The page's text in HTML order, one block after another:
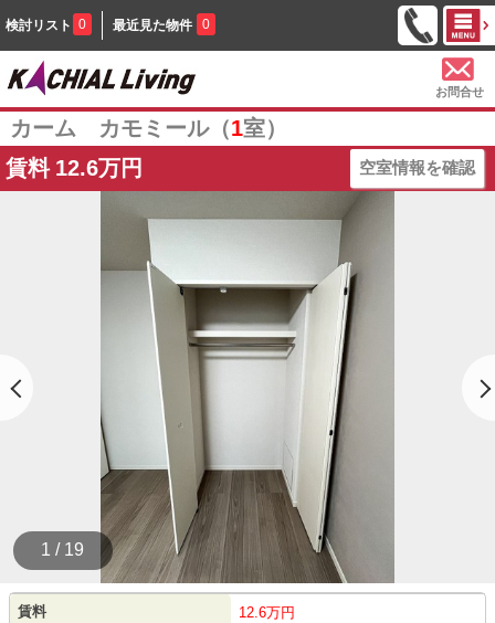
検討リスト 0 最近見た物件 0
お問合せ
カーム カモミール（1室）
賃料 12.6万円 空室情報を確認
1 / 19
賃料 12.6万円